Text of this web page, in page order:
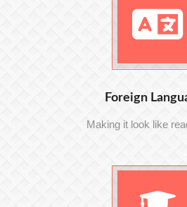
Foreign
Making it look like